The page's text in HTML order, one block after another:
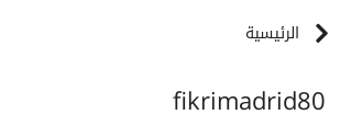
الرئيسية
fikrimadrid80